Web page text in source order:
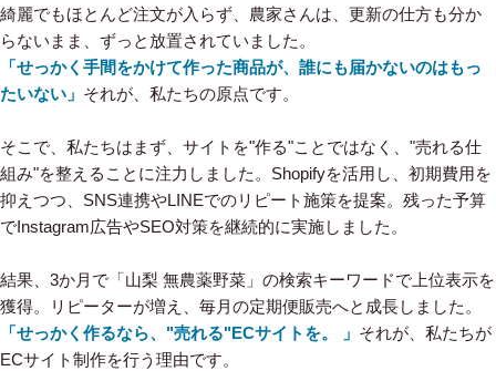
綺麗でもほとんど注文が入らず、農家さんは、更新の仕方も分か
らないまま、ずっと放置されていました。
「せっかく手間をかけて作った商品が、誰にも届かないのはもっ
たいない」 それが、私たちの原点です。
そこで、私たちはまず、サイトを"作る"ことではなく、"売れる仕
組み"を整えることに注力しました。Shopifyを活用し、初期費用を
抑えつつ、SNS連携やLINEでのリピート施策を提案。残った予算
でInstagram広告やSEO対策を継続的に実施しました。
結果、3か月で「山梨 無農薬野菜」の検索キーワードで上位表示を
獲得。リピーターが増え、毎月の定期便販売へと成長しました。
「せっかく作るなら、"売れる"ECサイトを。 」 それが、私たちが
ECサイト制作を行う理由です。